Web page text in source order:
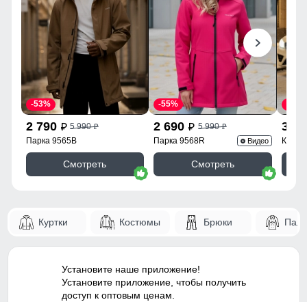
2 790 p 5 990p
-53%
Парка 9565B
Смотреть
2 690 p 5 990p
-55%
Парка 9568R Видео
Смотреть
3
Куртки Костюмы Брюки
Установите наше приложение!
Установите приложение, чтобы получить
доступ к оптовым ценам.